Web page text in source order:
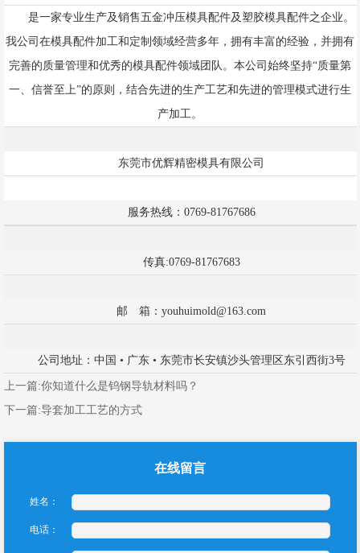
是一家专业生产及销售五金冲压模具配件及塑胶模具配件之企业。
我公司在模具配件加工和定制领域经营多年，拥有丰富的经验，并拥有
完善的质量管理和优秀的模具配件领域团队。本公司始终坚持“质量第
一、信誉至上”的原则，结合先进的生产工艺和先进的管理模式进行生
产加工。
东莞市优辉精密模具有限公司
服务热线：0769-81767686
传真:0769-81767683
邮 箱：youhuimold@163.com
公司地址：中国 • 广东 • 东莞市长安镇沙头管理区东引西街3号
上一篇:你知道什么是钨钢导轨材料吗？
下一篇:导套加工工艺的方式
在线留言
姓名：
电话：